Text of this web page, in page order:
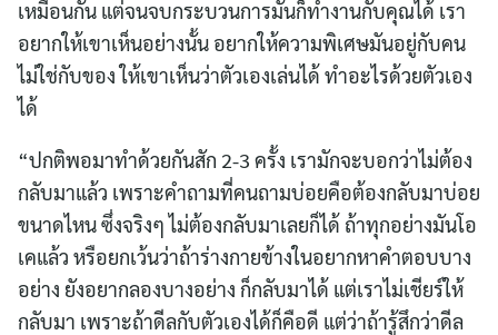
เหมือนกัน แต่จนจบกระบวนการมันก็ทำงานกับคุณได้ เรา
อยากให้เขาเห็นอย่างนั้น อยากให้ความพิเศษมันอยู่กับคน
ไม่ใช่กับของ ให้เขาเห็นว่าตัวเองเล่นได้ ทำอะไรด้วยตัวเอง
ได้
“ปกติพอมาทำด้วยกันสัก 2-3 ครั้ง เรามักจะบอกว่าไม่ต้อง
กลับมาแล้ว เพราะคำถามที่คนถามบ่อยคือต้องกลับมาบ่อย
ขนาดไหน ซึ่งจริงๆ ไม่ต้องกลับมาเลยก็ได้ ถ้าทุกอย่างมันโอ
เคแล้ว หรือยกเว้นว่าถ้าร่างกายข้างในอยากหาคำตอบบาง
อย่าง ยังอยากลองบางอย่าง ก็กลับมาได้ แต่เราไม่เชียร์ให้
กลับมา เพราะถ้าดีลกับตัวเองได้ก็คือดี แต่ว่าถ้ารู้สึกว่าดีล